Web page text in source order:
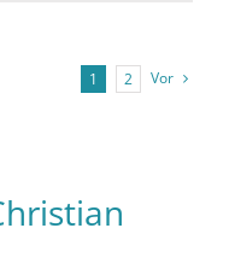
1 2 Vor